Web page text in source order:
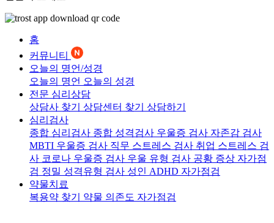
홈
커뮤니티
오늘의 명언/성경
오늘의 명언 오늘의 성경
전문 심리상담
상담사 찾기 상담센터 찾기 상담하기
심리검사
종합 심리검사 종합 성격검사 우울증 검사 자존감 검사
MBTI 우울증 검사 직무 스트레스 검사 취업 스트레스 검
사 코로나 우울증 검사 우울 유형 검사 공황 증상 자가점
검 정밀 성격유형 검사 성인 ADHD 자가점검
약물치료
복용약 찾기 약물 의존도 자가점검